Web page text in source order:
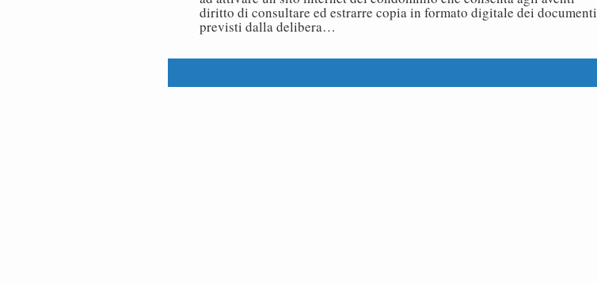
diritto di consultare ed estrarre copia in formato digitale dei documenti
previsti dalla delibera…